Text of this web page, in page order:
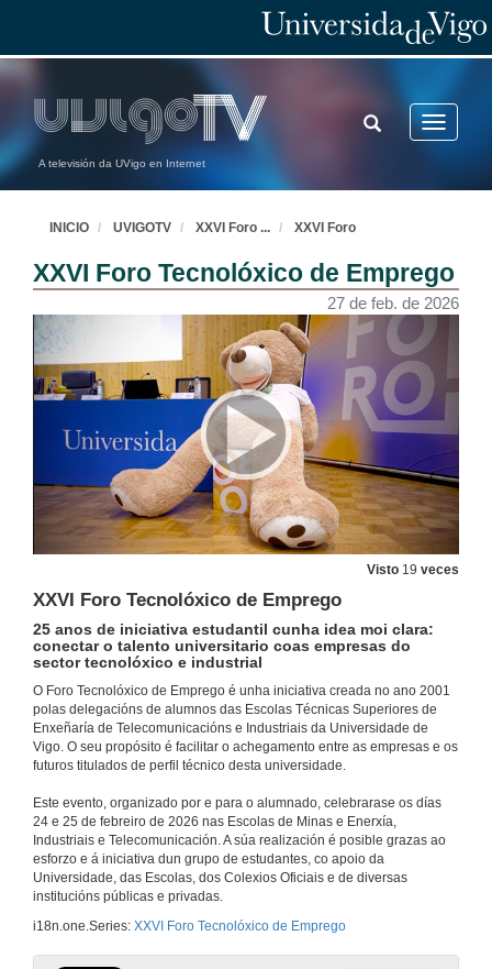
A televisión da UVigo en Internet
Toggle
TOGGLE
SEARCH
INICIO UVIGOTV XXVI Foro ... XXVI Foro
XXVI Foro Tecnolóxico de Emprego
27 de feb. de 2026
Visto 19 veces
XXVI Foro Tecnolóxico de Emprego
25 anos de iniciativa estudantil cunha idea moi clara:
conectar o talento universitario coas empresas do
sector tecnolóxico e industrial
O Foro Tecnolóxico de Emprego é unha iniciativa creada no ano 2001
polas delegacións de alumnos das Escolas Técnicas Superiores de
Enxeñaría de Telecomunicacións e Industriais da Universidade de
Vigo. O seu propósito é facilitar o achegamento entre as empresas e os
futuros titulados de perfil técnico desta universidade.
Este evento, organizado por e para o alumnado, celebrarase os días
24 e 25 de febreiro de 2026 nas Escolas de Minas e Enerxía,
Industriais e Telecomunicación. A súa realización é posible grazas ao
esforzo e á iniciativa dun grupo de estudantes, co apoio da
Universidade, das Escolas, dos Colexios Oficiais e de diversas
institucións públicas e privadas.
i18n.one.Series: XXVI Foro Tecnolóxico de Emprego